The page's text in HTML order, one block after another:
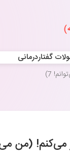
گفتاردرمانی
7)
(من